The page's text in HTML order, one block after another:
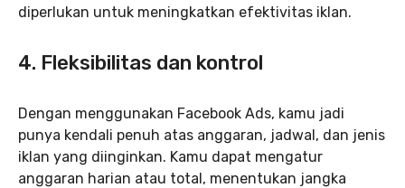
diperlukan untuk meningkatkan efektivitas iklan.
4. Fleksibilitas dan kontrol
Dengan menggunakan Facebook Ads, kamu jadi
punya kendali penuh atas anggaran, jadwal, dan jenis
iklan yang diinginkan. Kamu dapat mengatur
anggaran harian atau total, menentukan jangka